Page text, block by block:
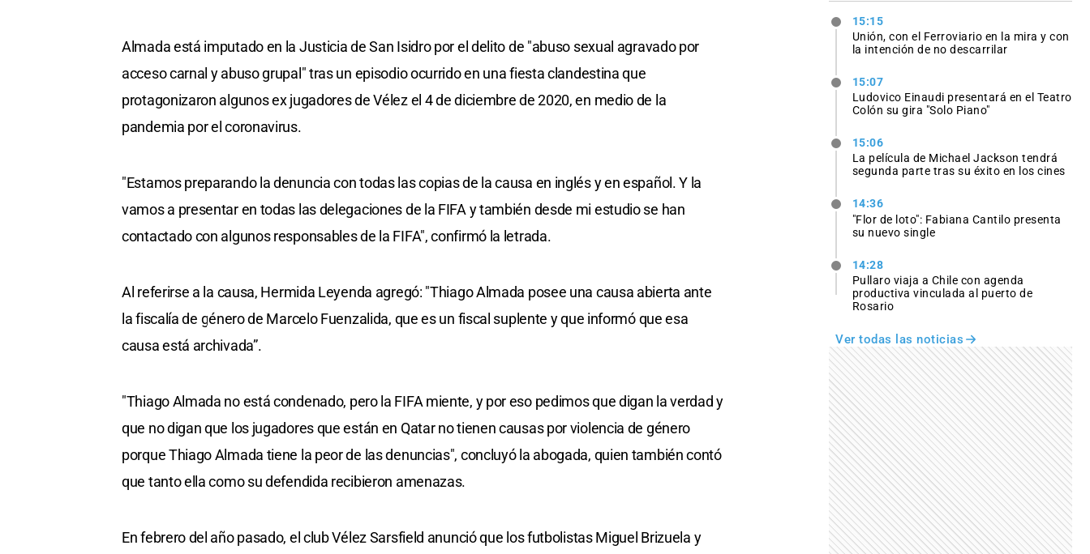
Almada está imputado en la Justicia de San Isidro por el delito de "abuso sexual agravado por
acceso carnal y abuso grupal" tras un episodio ocurrido en una fiesta clandestina que
protagonizaron algunos ex jugadores de Vélez el 4 de diciembre de 2020, en medio de la
pandemia por el coronavirus.
"Estamos preparando la denuncia con todas las copias de la causa en inglés y en español. Y la
vamos a presentar en todas las delegaciones de la FIFA y también desde mi estudio se han
contactado con algunos responsables de la FIFA", confirmó la letrada.
Al referirse a la causa, Hermida Leyenda agregó: "Thiago Almada posee una causa abierta ante
la fiscalía de género de Marcelo Fuenzalida, que es un fiscal suplente y que informó que esa
causa está archivada”.
"Thiago Almada no está condenado, pero la FIFA miente, y por eso pedimos que digan la verdad y
que no digan que los jugadores que están en Qatar no tienen causas por violencia de género
porque Thiago Almada tiene la peor de las denuncias", concluyó la abogada, quien también contó
que tanto ella como su defendida recibieron amenazas.
En febrero del año pasado, el club Vélez Sarsfield anunció que los futbolistas Miguel Brizuela y
15:15
Unión, con el Ferroviario en la mira y con
la intención de no descarrilar
15:07
Ludovico Einaudi presentará en el Teatro
Colón su gira "Solo Piano"
15:06
La película de Michael Jackson tendrá
segunda parte tras su éxito en los cines
14:36
"Flor de loto": Fabiana Cantilo presenta
su nuevo single
14:28
Pullaro viaja a Chile con agenda
productiva vinculada al puerto de
Rosario
Ver todas las noticias